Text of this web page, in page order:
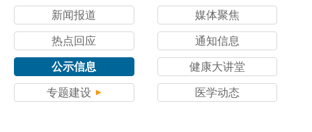
新闻报道 媒体聚焦
热点回应 通知信息
公示信息 健康大讲堂
专题建设 医学动态